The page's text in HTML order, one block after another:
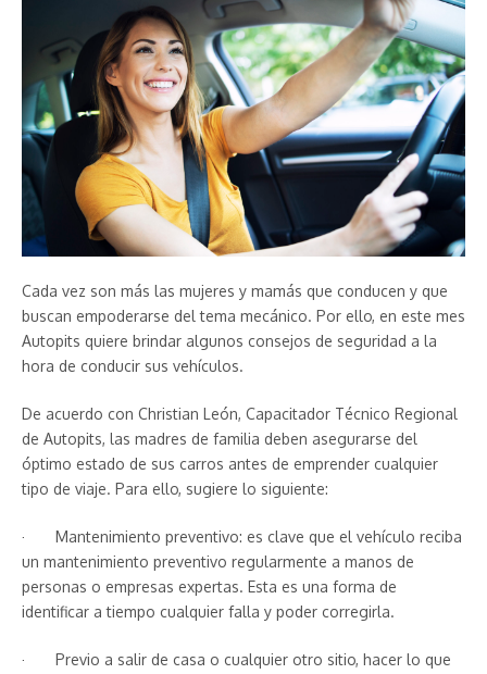
Cada vez son más las mujeres y mamás que conducen y que
buscan empoderarse del tema mecánico. Por ello, en este mes
Autopits quiere brindar algunos consejos de seguridad a la
hora de conducir sus vehículos.
De acuerdo con Christian León, Capacitador Técnico Regional
de Autopits, las madres de familia deben asegurarse del
óptimo estado de sus carros antes de emprender cualquier
tipo de viaje. Para ello, sugiere lo siguiente:
· Mantenimiento preventivo: es clave que el vehículo reciba
un mantenimiento preventivo regularmente a manos de
personas o empresas expertas. Esta es una forma de
identificar a tiempo cualquier falla y poder corregirla.
· Previo a salir de casa o cualquier otro sitio, hacer lo que